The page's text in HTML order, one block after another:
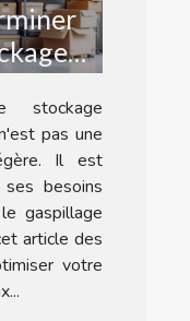
vos
stockage
pas une
Il est
besoins
gaspillage
article des
votre